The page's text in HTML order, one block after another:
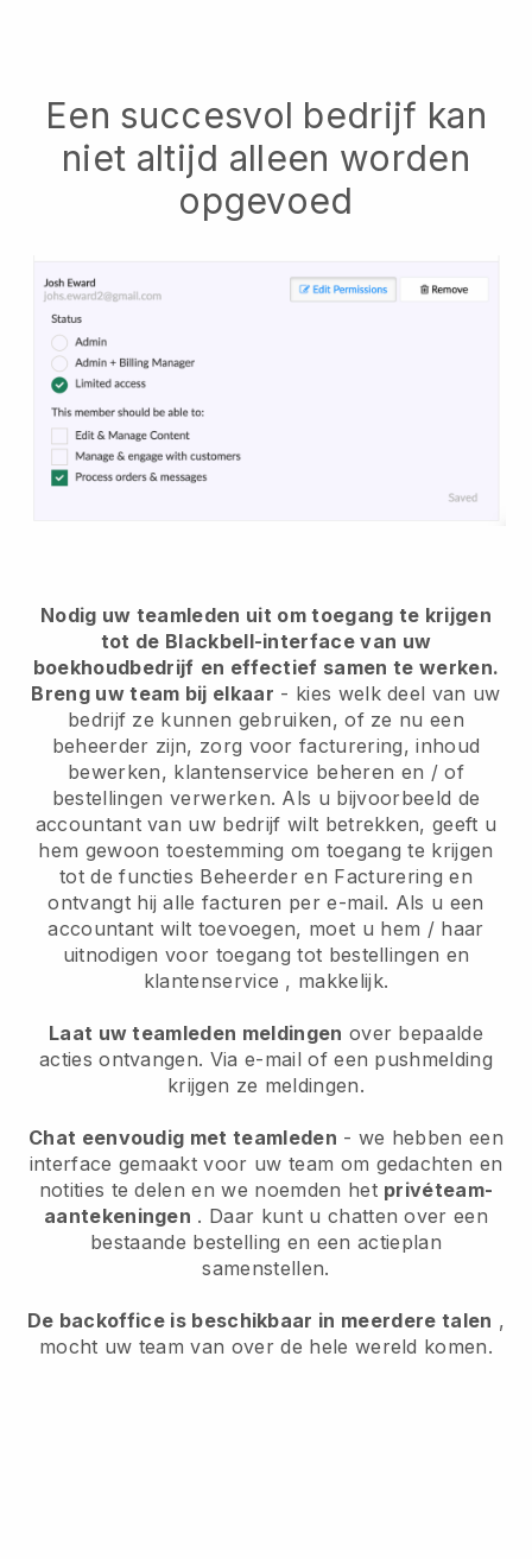
Een succesvol bedrijf kan
niet altijd alleen worden
opgevoed
Nodig uw teamleden uit om toegang te krijgen
tot de Blackbell-interface van uw
boekhoudbedrijf en effectief samen te werken.
Breng uw team bij elkaar - kies welk deel van uw
bedrijf ze kunnen gebruiken, of ze nu een
beheerder zijn, zorg voor facturering, inhoud
bewerken, klantenservice beheren en / of
bestellingen verwerken. Als u bijvoorbeeld de
accountant van uw bedrijf wilt betrekken, geeft u
hem gewoon toestemming om toegang te krijgen
tot de functies Beheerder en Facturering en
ontvangt hij alle facturen per e-mail. Als u een
accountant wilt toevoegen, moet u hem / haar
uitnodigen voor toegang tot bestellingen en
klantenservice , makkelijk.
Laat uw teamleden meldingen over bepaalde
acties ontvangen. Via e-mail of een pushmelding
krijgen ze meldingen.
Chat eenvoudig met teamleden - we hebben een
interface gemaakt voor uw team om gedachten en
notities te delen en we noemden het privéteam-
aantekeningen . Daar kunt u chatten over een
bestaande bestelling en een actieplan
samenstellen.
De backoffice is beschikbaar in meerdere talen ,
mocht uw team van over de hele wereld komen.